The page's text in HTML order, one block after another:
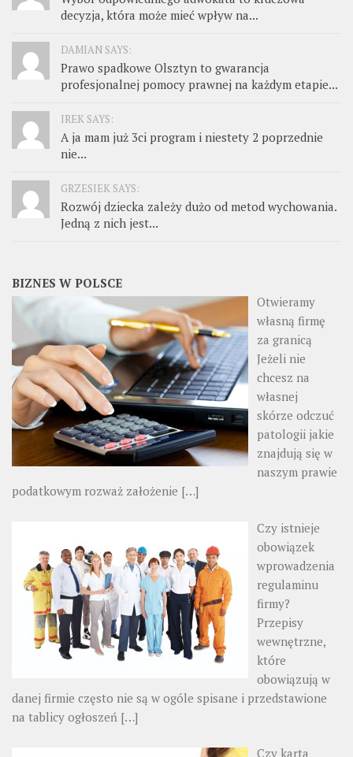
decyzja, która może mieć wpływ na...
DAMIAN SAYS:
Prawo spadkowe Olsztyn to gwarancja
profesjonalnej pomocy prawnej na każdym etapie...
IREK SAYS:
A ja mam już 3ci program i niestety 2 poprzednie
nie...
GRZESIEK SAYS:
Rozwój dziecka zależy dużo od metod wychowania.
Jedną z nich jest...
BIZNES W POLSCE
Otwieramy
własną firmę
za granicą
Jeżeli nie
chcesz na
własnej
skórze odczuć
patologii jakie
znajdują się w
naszym prawie
podatkowym rozważ założenie […]
Czy istnieje
obowiązek
wprowadzenia
regulaminu
firmy?
Przepisy
wewnętrzne,
które
obowiązują w
danej firmie często nie są w ogóle spisane i przedstawione
na tablicy ogłoszeń […]
Czy karta